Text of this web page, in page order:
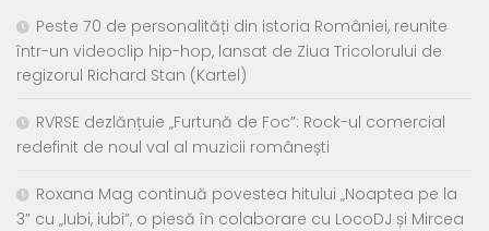
Peste 70 de personalități din istoria României, reunite
într-un videoclip hip-hop, lansat de Ziua Tricolorului de
regizorul Richard Stan (Kartel)
RVRSE dezlănțuie „Furtună de Foc”: Rock-ul comercial
redefinit de noul val al muzicii românești
Roxana Mag continuă povestea hitului „Noaptea pe la
3” cu „Iubi, iubi”, o piesă în colaborare cu LocoDJ și Mircea